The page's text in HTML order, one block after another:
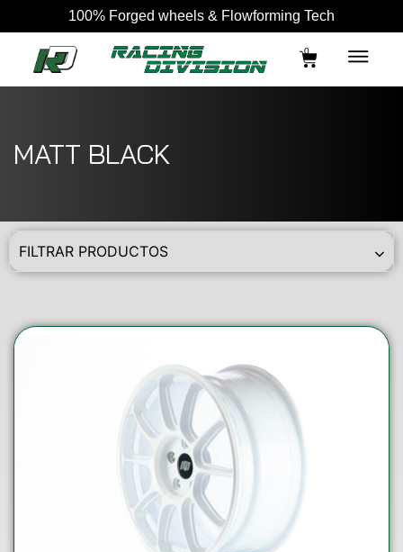
100% Forged wheels & Flowforming Tech
0
MATT BLACK
FILTRAR PRODUCTOS